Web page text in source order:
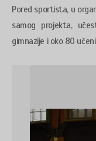
Pored sportista, u
samog projekta,
gimnazije i oko 80